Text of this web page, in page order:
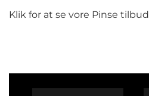
Klik for at se vore Pinse tilbud